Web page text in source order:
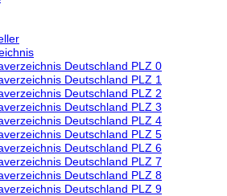
Deutschland PLZ 0
Deutschland PLZ 1
Deutschland PLZ 2
Deutschland PLZ 3
Deutschland PLZ 4
Deutschland PLZ 5
Deutschland PLZ 6
Deutschland PLZ 7
Deutschland PLZ 8
Deutschland PLZ 9